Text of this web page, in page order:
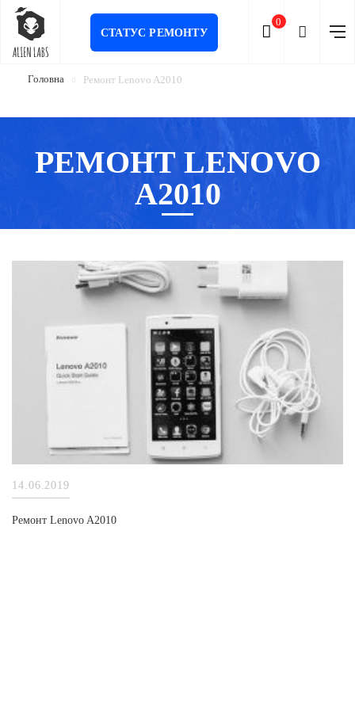
Головна Ремонт Lenovo A2010
РЕМОНТ LENOVO
A2010
14.06.2019
Ремонт Lenovo A2010
СТАТУС РЕМОНТУ
0